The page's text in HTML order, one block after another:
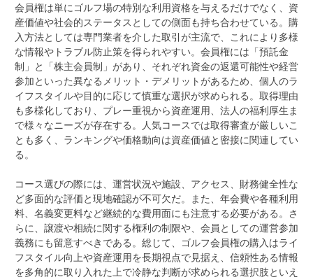
会員権は単にゴルフ場の特別な利用資格を与えるだけでなく、資
産価値や社会的ステータスとしての側面も持ち合わせている。購
入方法としては専門業者を介した取引が主流で、これにより多様
な情報やトラブル防止策を得られやすい。会員権には「預託金
制」と「株主会員制」があり、それぞれ資金の返還可能性や経営
参加といった異なるメリット・デメリットがあるため、個人のラ
イフスタイルや目的に応じて慎重な選択が求められる。取得理由
も多様化しており、プレー重視から資産運用、法人の福利厚生ま
で様々なニーズが存在する。人気コースでは取得審査が厳しいこ
とも多く、ランキングや価格動向は資産価値と密接に関連してい
る。
コース選びの際には、運営状況や施設、アクセス、財務健全性な
ど多面的な評価と現地確認が不可欠だ。また、年会費や各種利用
料、名義変更料など継続的な費用面にも注意する必要がある。さ
らに、譲渡や相続に関する権利の制限や、会員としての運営参加
義務にも留意すべきである。総じて、ゴルフ会員権の購入はライ
フスタイル向上や資産運用を長期視点で見据え、信頼性ある情報
を多角的に取り入れた上で冷静な判断が求められる選択肢といえ